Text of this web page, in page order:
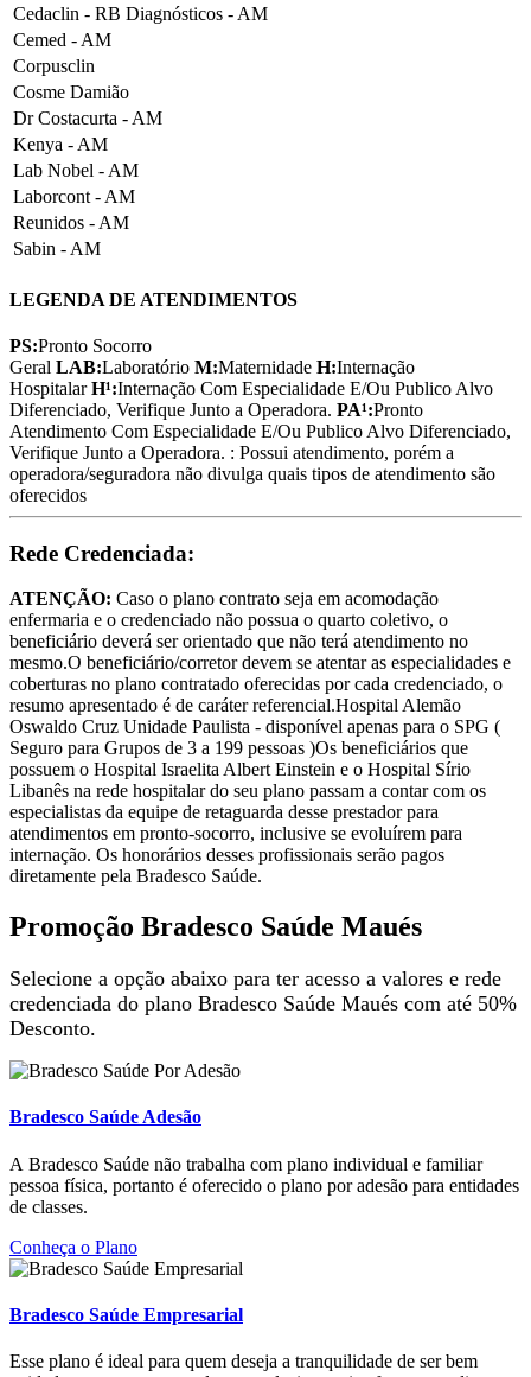
Cedaclin - RB Diagnósticos - AM
Cemed - AM
Corpusclin
Cosme Damião
Dr Costacurta - AM
Kenya - AM
Lab Nobel - AM
Laborcont - AM
Reunidos - AM
Sabin - AM
LEGENDA DE ATENDIMENTOS
PS:Pronto Socorro
Geral LAB:Laboratório M:Maternidade H:Internação
HospitalarH¹:Internação Com Especialidade E/Ou Publico Alvo
Diferenciado, Verifique Junto a Operadora. PA¹:Pronto
Atendimento Com Especialidade E/Ou Publico Alvo Diferenciado,
Verifique Junto a Operadora. : Possui atendimento, porém a
operadora/seguradora não divulga quais tipos de atendimento são
oferecidos
Rede Credenciada:
ATENÇÃO: Caso o plano contrato seja em acomodação
enfermaria e o credenciado não possua o quarto coletivo, o
beneficiário deverá ser orientado que não terá atendimento no
mesmo.O beneficiário/corretor devem se atentar as especialidades e
coberturas no plano contratado oferecidas por cada credenciado, o
resumo apresentado é de caráter referencial.Hospital Alemão
Oswaldo Cruz Unidade Paulista - disponível apenas para o SPG (
Seguro para Grupos de 3 a 199 pessoas )Os beneficiários que
possuem o Hospital Israelita Albert Einstein e o Hospital Sírio
Libanês na rede hospitalar do seu plano passam a contar com os
especialistas da equipe de retaguarda desse prestador para
atendimentos em pronto-socorro, inclusive se evoluírem para
internação. Os honorários desses profissionais serão pagos
diretamente pela Bradesco Saúde.
Promoção Bradesco Saúde Maués
Selecione a opção abaixo para ter acesso a valores e rede
credenciada do plano Bradesco Saúde Maués com até 50%
Desconto.
Bradesco Saúde Adesão
A Bradesco Saúde não trabalha com plano individual e familiar
pessoa física, portanto é oferecido o plano por adesão para entidades
de classes.
Conheça o Plano
Bradesco Saúde Empresarial
Esse plano é ideal para quem deseja a tranquilidade de ser bem